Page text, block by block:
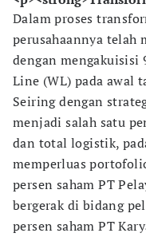
Dalam proses
perusahaannya telah
dengan mengakuisisi
Line (WL) pada awal
Seiring dengan
menjadi salah satu
dan total logistik,
memperluas
persen saham PT
bergerak di bidang
persen saham PT